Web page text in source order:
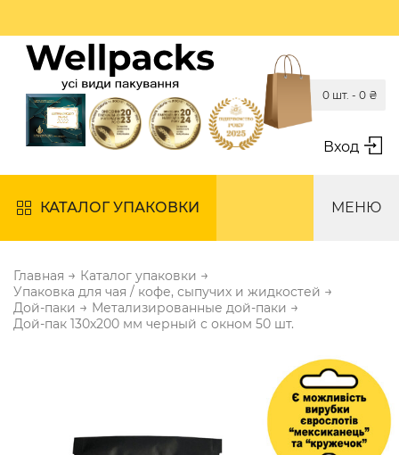
Вход
0 шт. - 0 ₴
КАТАЛОГ УПАКОВКИ МЕНЮ
Главная → Каталог упаковки →
Упаковка для чая / кофе, сыпучих и жидкостей →
Дой-паки → Метализированные дой-паки →
Дой-пак 130х200 мм черный с окном 50 шт.